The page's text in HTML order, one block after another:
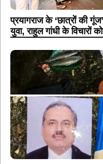
प्रयागराज के ‘छात्रों की
युवा, राहुल गांधी के विचारों